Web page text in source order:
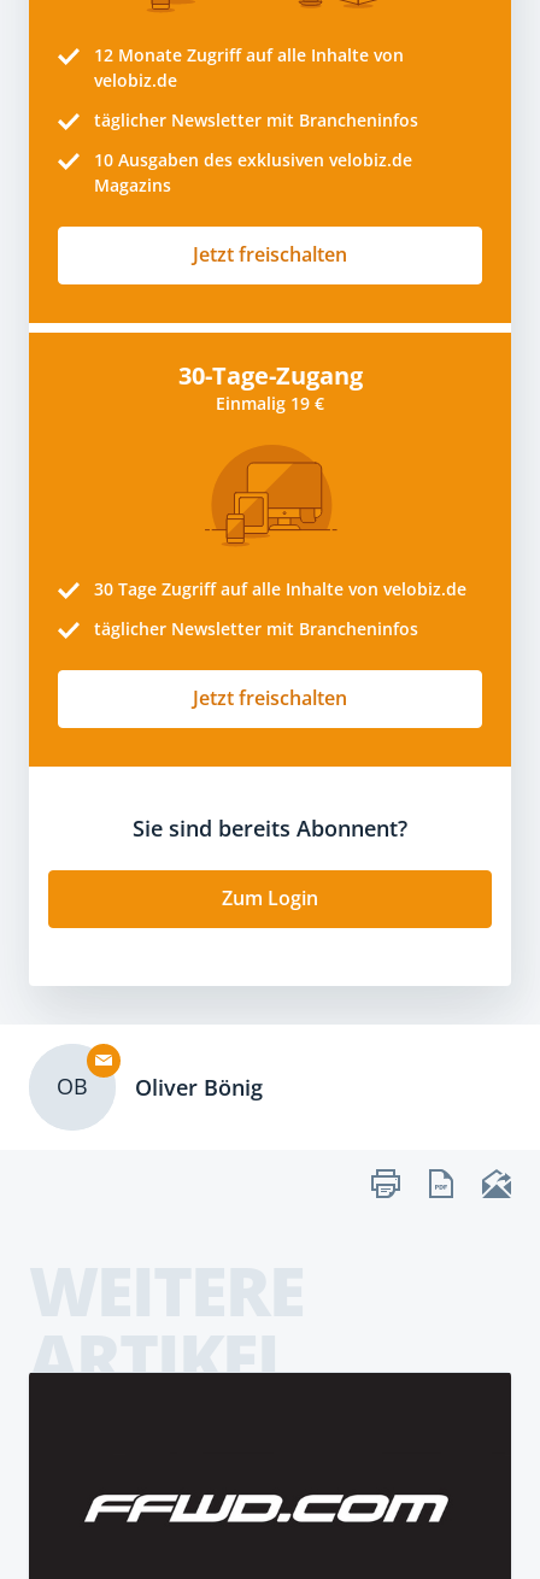
12 Monate Zugriff auf alle Inhalte von
velobiz.de
täglicher Newsletter mit Brancheninfos
10 Ausgaben des exklusiven velobiz.de
Magazins
Jetzt freischalten
30-Tage-Zugang
Einmalig 19 €
30 Tage Zugriff auf alle Inhalte von velobiz.de
täglicher Newsletter mit Brancheninfos
Jetzt freischalten
Sie sind bereits Abonnent?
Zum Login
OB Oliver Bönig
ARTIKEL